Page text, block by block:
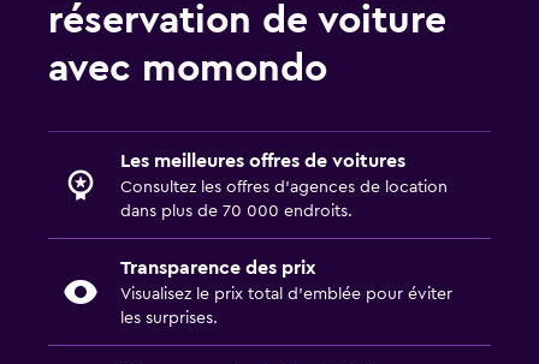
réservation de voiture
avec momondo
Les meilleures offres de voitures
Consultez les offres d’agences de location
dans plus de 70 000 endroits.
Transparence des prix
Visualisez le prix total d’emblée pour éviter
les surprises.